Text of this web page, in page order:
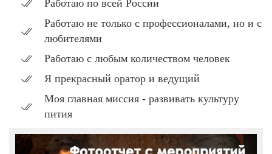
Работаю по всей России
Работаю не только с профессионалами, но и с
любителями
Работаю с любым количеством человек
Я прекрасный оратор и ведущий
Моя главная миссия - развивать культуру
пития